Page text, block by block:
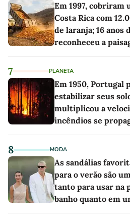
Em 1997, cobriram
Costa Rica com
de laranja; 16 anos
reconheceu a
7 PLANETA
Em 1950, Portugal
estabilizar seus
multiplicou a
incêndios se
8 MODA
As sandálias
para o verão são
tanto para usar na
banho quanto em